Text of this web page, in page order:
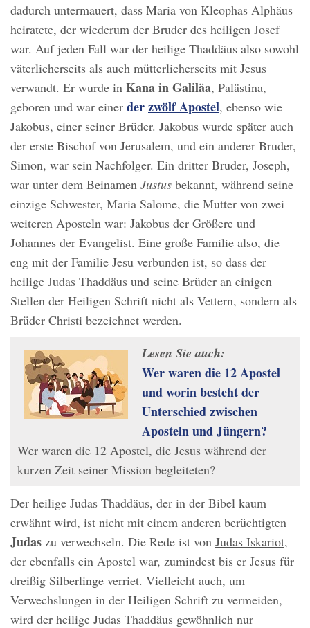
dadurch untermauert, dass Maria von Kleophas Alphäus
heiratete, der wiederum der Bruder des heiligen Josef
war. Auf jeden Fall war der heilige Thaddäus also sowohl
väterlicherseits als auch mütterlicherseits mit Jesus
verwandt. Er wurde in Kana in Galiläa, Palästina,
geboren und war einer derzwölf Apostel, ebenso wie
Jakobus, einer seiner Brüder. Jakobus wurde später auch
der erste Bischof von Jerusalem, und ein anderer Bruder,
Simon, war sein Nachfolger. Ein dritter Bruder, Joseph,
war unter dem Beinamen Justus bekannt, während seine
einzige Schwester, Maria Salome, die Mutter von zwei
weiteren Aposteln war: Jakobus der Größere und
Johannes der Evangelist. Eine große Familie also, die
eng mit der Familie Jesu verbunden ist, so dass der
heilige Judas Thaddäus und seine Brüder an einigen
Stellen der Heiligen Schrift nicht als Vettern, sondern als
Brüder Christi bezeichnet werden.
Lesen Sie auch:
Wer waren die 12 Apostel
und worin besteht der
Unterschied zwischen
Aposteln und Jüngern?
Wer waren die 12 Apostel, die Jesus während der
kurzen Zeit seiner Mission begleiteten?
Der heilige Judas Thaddäus, der in der Bibel kaum
erwähnt wird, ist nicht mit einem anderen berüchtigten
Judas zu verwechseln. Die Rede ist von Judas Iskariot,
der ebenfalls ein Apostel war, zumindest bis er Jesus für
dreißig Silberlinge verriet. Vielleicht auch, um
Verwechslungen in der Heiligen Schrift zu vermeiden,
wird der heilige Judas Thaddäus gewöhnlich nur